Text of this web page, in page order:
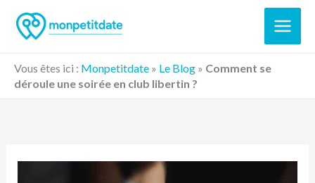
Vous êtes ici : Monpetitdate » Le Blog » Comment se
déroule une soirée en club libertin ?